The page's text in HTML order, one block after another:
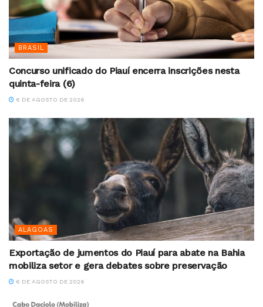
BRASIL
Concurso unificado do Piauí encerra inscrições nesta
quinta-feira (6)
6 DE AGOSTO DE 2026
ALAGOAS
Exportação de jumentos do Piauí para abate na Bahia
mobiliza setor e gera debates sobre preservação
6 DE AGOSTO DE 2026